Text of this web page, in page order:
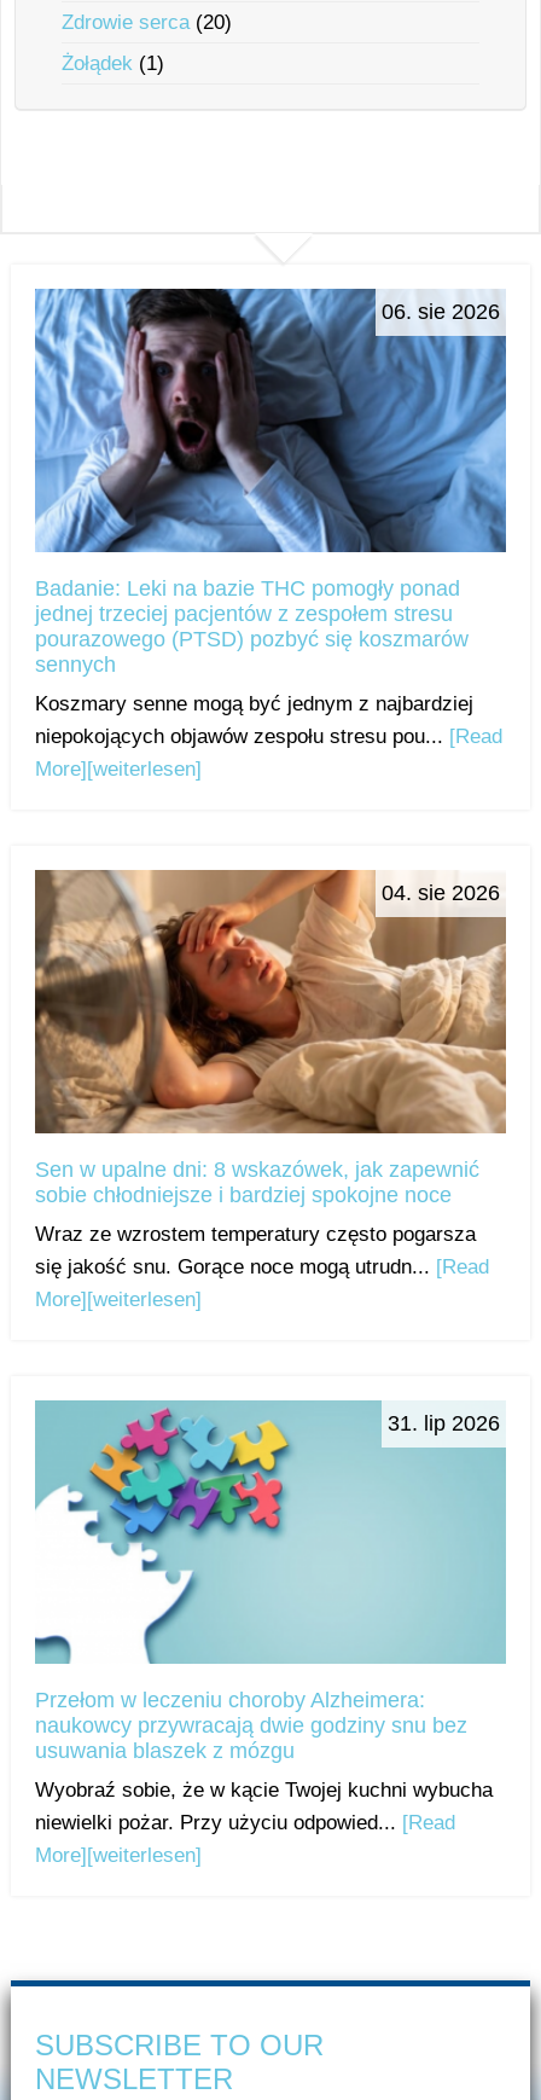
Zdrowie serca(20)
Żołądek (1)
06. sie 2026
Badanie: Leki na bazie THC pomogły ponad
jednej trzeciej pacjentów z zespołem stresu
pourazowego (PTSD) pozbyć się koszmarów
sennych
Koszmary senne mogą być jednym z najbardziej
niepokojących objawów zespołu stresu pou... [Read
More][weiterlesen]
04. sie 2026
Sen w upalne dni: 8 wskazówek, jak zapewnić
sobie chłodniejsze i bardziej spokojne noce
Wraz ze wzrostem temperatury często pogarsza
się jakość snu. Gorące noce mogą utrudn... [Read
More][weiterlesen]
31. lip 2026
Przełom w leczeniu choroby Alzheimera:
naukowcy przywracają dwie godziny snu bez
usuwania blaszek z mózgu
Wyobraź sobie, że w kącie Twojej kuchni wybucha
niewielki pożar. Przy użyciu odpowied... [Read
More][weiterlesen]
SUBSCRIBE TO OUR
NEWSLETTER